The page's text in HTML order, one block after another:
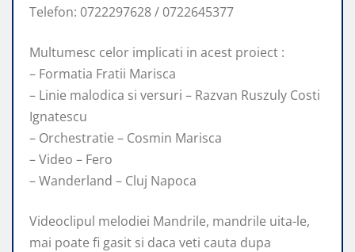
Telefon: 0722297628 / 0722645377
Multumesc celor implicati in acest proiect :
– Formatia Fratii Marisca
– Linie malodica si versuri – Razvan Ruszuly Costi
Ignatescu
– Orchestratie – Cosmin Marisca
– Video – Fero
– Wanderland – Cluj Napoca
Videoclipul melodiei Mandrile, mandrile uita-le,
mai poate fi gasit si daca veti cauta dupa